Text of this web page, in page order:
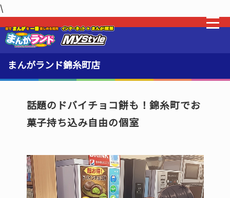
\
MLeF
販売品
まんがランド錦糸町店
新着・オススメ情報
話題のドバイチョコ餅も！錦糸町でお
菓子持ち込み自由の個室